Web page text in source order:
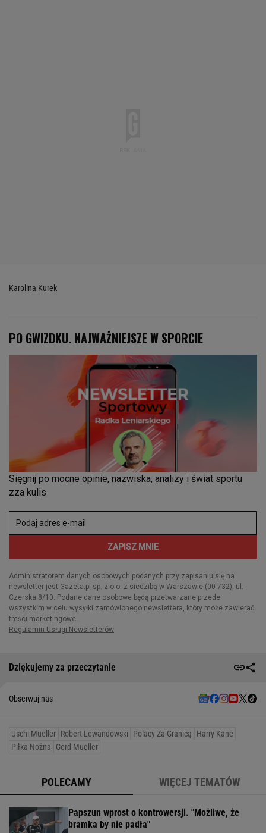
Karolina Kurek
Dziękujemy za przeczytanie
Obserwuj nas
Uschi Mueller Robert Lewandowski Polacy Za Granicą
Harry Kane
Piłka Nożna
Gerd Mueller
POLECAMY WIĘCEJ TEMATÓW
Papszun wprost o kontrowersji. "Możliwe, że
bramka by nie padła"